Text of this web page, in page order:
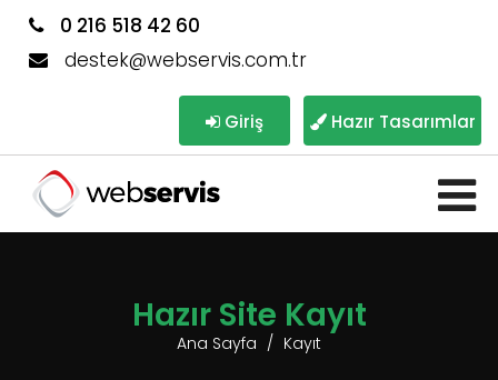
0 216 518 42 60
destek@webservis.com.tr
Hazır Tasarımlar
Giriş
Hazır Site Kayıt
Ana Sayfa Kayıt